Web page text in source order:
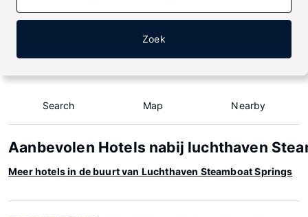
Zoek
Search Map Nearby
Aanbevolen Hotels nabij luchthaven
Meer hotels in de buurt van Luchthaven Steamboat Springs